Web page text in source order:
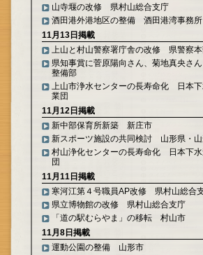
山寺堰の改修 県村山総合支庁
酒田港外港地区の整備 酒田港湾事務所
11月13日掲載
上山と村山警察署庁舎の改修 県警察
県知事賞に菅原陽向さん、菊地真央さ
整備部
上山市浄水センターの長寿命化 日本
業団
11月12日掲載
新中部保育所新築 新庄市
新スポーツ施設の共同検討 山形県・
村山浄化センターの長寿命化 日本下
団
11月11日掲載
寒河江第４号職員AP改修 県村山総合
県立博物館の改修 県村山総合支庁
「道の駅むらやま」の移転 村山市
11月8日掲載
運動公園の整備 山形市